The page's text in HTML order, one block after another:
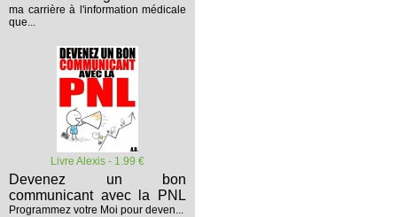
ma carrière à l'information médicale
que...
Livre Alexis - 1.99 €
Devenez un bon
communicant avec la PNL
Programmez votre Moi pour deven...